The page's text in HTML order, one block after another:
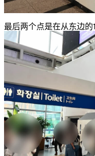
最后两个点是在从东边的